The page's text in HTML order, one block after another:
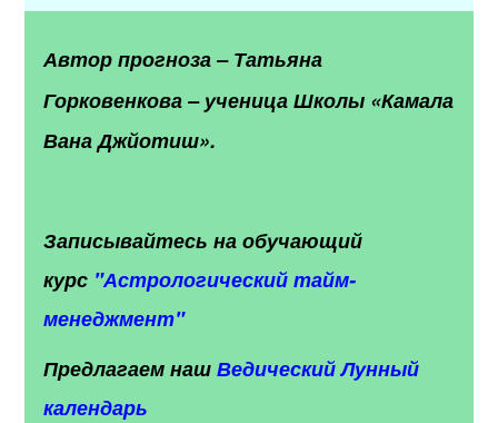
Автор прогноза–Татьяна
Горковенкова – ученица Школы «Камала
Вана Джйотиш».
Записывайтесь на обучающий
курс "Астрологический тайм-
менеджмент"
Предлагаем нашВедический Лунный
календарь